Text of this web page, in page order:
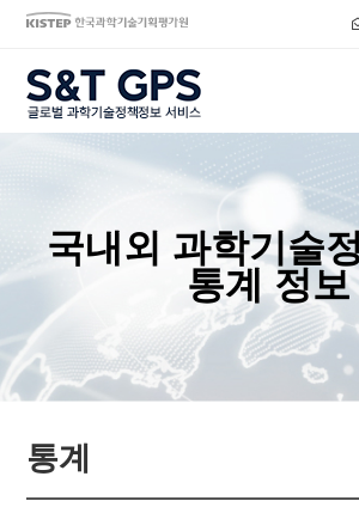
S&T GPS
국내외 과학기술
통계 정보
통계